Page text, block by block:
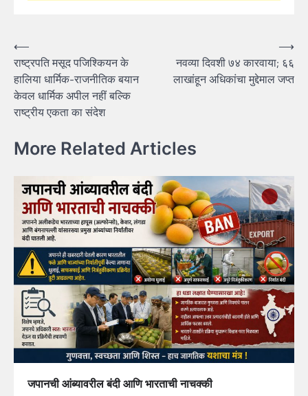
Post
navigation
⟵
राष्ट्रपति मसूद पजिश्कियन के
हालिया धार्मिक-राजनीतिक बयान
केवल धार्मिक अपील नहीं बल्कि
राष्ट्रीय एकता का संदेश
नवव्या दिवशी ७४ कारवाया; ६६
लाखांहून अधिकांचा मुद्देमाल जप्त
⟶
More Related Articles
जपानची आंब्यावरील बंदी आणि भारताची नाचक्की